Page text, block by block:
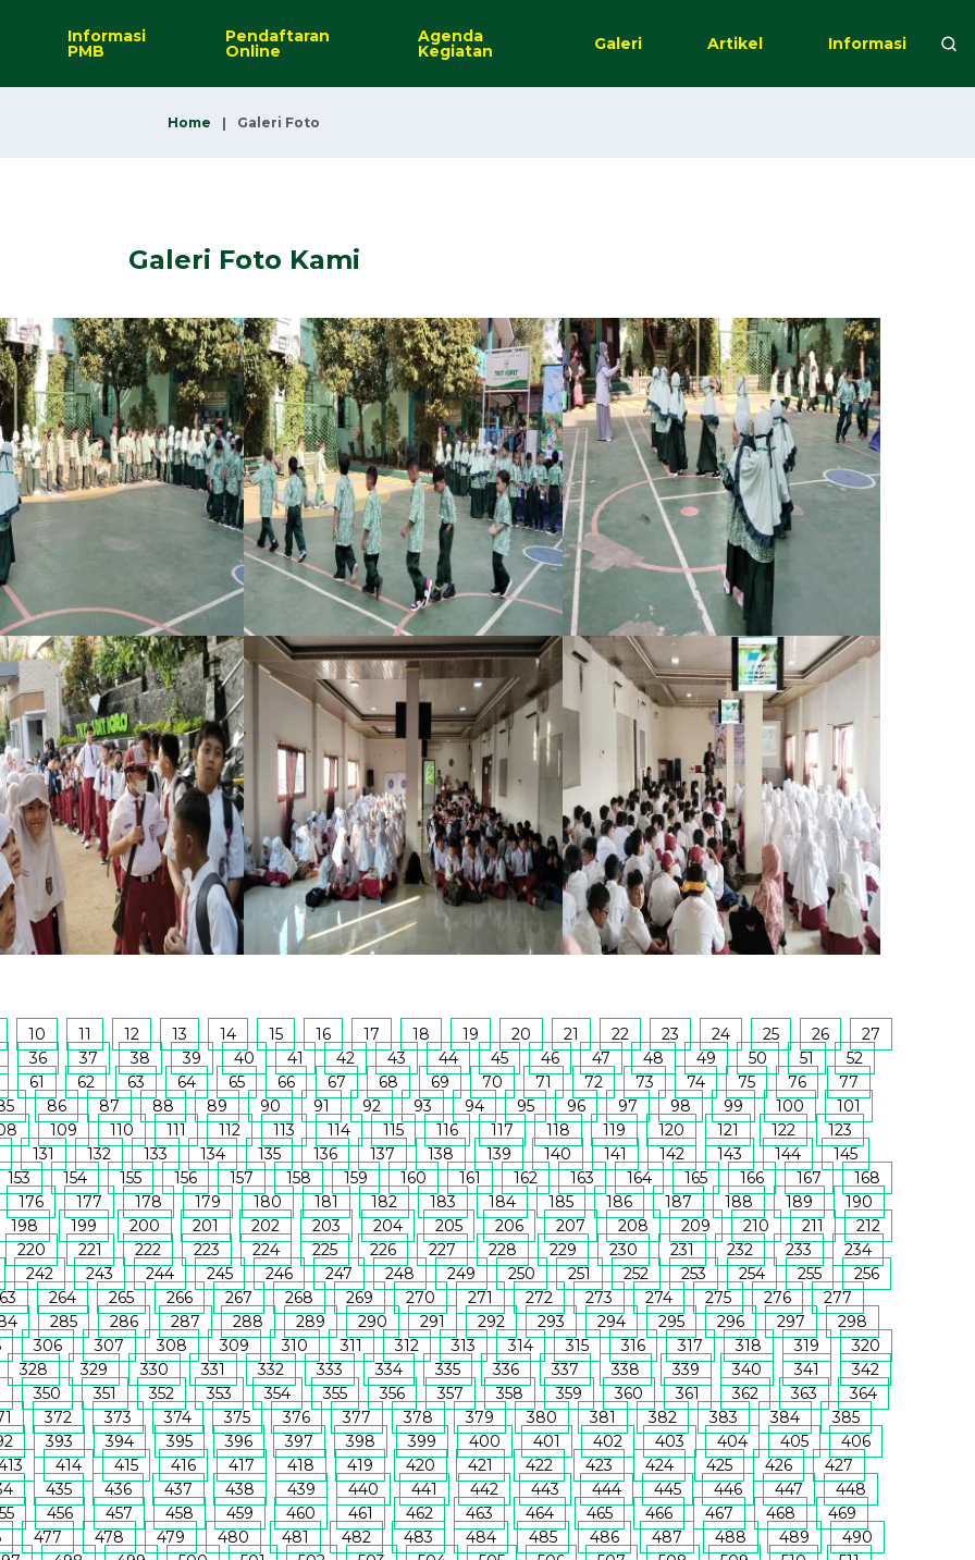
Informasi
PMB
Pendaftaran
Online
Agenda
Kegiatan Galeri Artikel Informasi
Home Galeri Foto
Galeri Foto Kami
10 11 12 13 14 15 16 17 18 19 20 21 22 23 24 25 26
27
36
37 38 39 40 41 42 43 44 45 46 47 48 49 50 51
52
61
62 63 64 65 66 67 68 69 70 71 72 73 74 75 76
77
86 87 88 89 90 91 92 93 94 95 96 97 98 99 100
101
109 110 111 112 113 114 115 116 117 118 119 120 121 122
123
131
132 133 134 135 136 137 138 139 140 141 142 143 144
145
153
154 155 156 157 158 159 160 161 162 163 164 165 166 167
168
176
177 178 179 180 181 182 183 184 185 186 187 188 189
190
198
199 200 201 202 203 204 205 206 207 208 209 210 211
212
220
221 222 223 224 225 226 227 228 229 230 231 232 233
234
242
243 244 245 246 247 248 249 250 251 252 253 254 255
256
264 265 266 267 268 269 270 271 272 273 274 275 276
277
285 286 287 288 289 290 291 292 293 294 295 296 297
298
306 307 308 309 310 311 312 313 314 315 316 317 318 319
320
328
329 330 331 332 333 334 335 336 337 338 339 340 341
342
350 351 352 353 354 355 356 357 358 359 360 361 362 363
364
372 373 374 375 376 377 378 379 380 381 382 383 384
385
393 394 395 396 397 398 399 400 401 402 403 404 405
406
414 415 416 417 418 419 420 421 422 423 424 425 426
427
435 436 437 438 439 440 441 442 443 444 445 446 447
448
456 457 458 459 460 461 462 463 464 465 466 467 468
469
477 478 479 480 481 482 483 484 485 486 487 488 489
490